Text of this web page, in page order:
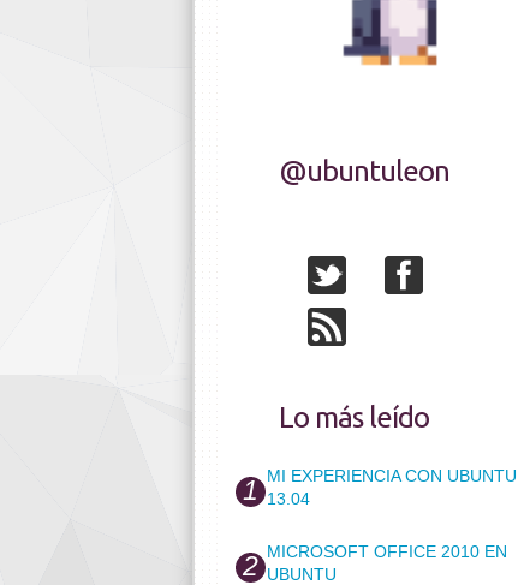
@ubuntuleon
Lo más leído
MI EXPERIENCIA CON UBUNTU
13.04
MICROSOFT OFFICE 2010 EN
UBUNTU